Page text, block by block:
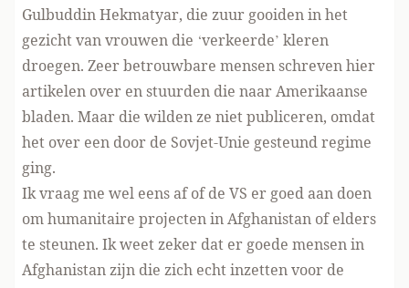
Gulbuddin Hekmatyar, die zuur gooiden in het
gezicht van vrouwen die ‘verkeerde’ kleren
droegen. Zeer betrouwbare mensen schreven hier
artikelen over en stuurden die naar Amerikaanse
bladen. Maar die wilden ze niet publiceren, omdat
het over een door de Sovjet-Unie gesteund regime
ging.
Ik vraag me wel eens af of de VS er goed aan doen
om humanitaire projecten in Afghanistan of elders
te steunen. Ik weet zeker dat er goede mensen in
Afghanistan zijn die zich echt inzetten voor de